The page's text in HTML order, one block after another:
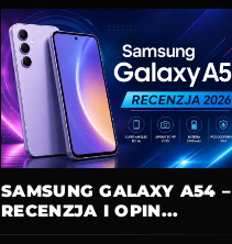
SAMSUNG GALAXY A54 –
RECENZJA I OPIN...